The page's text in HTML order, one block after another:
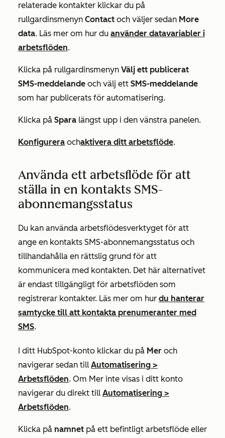
relaterade kontakter klickar du på
rullgardinsmenyn Contact och väljer sedan More
data. Läs mer om hur du använder datavariabler i
arbetsflöden.
Klicka på rullgardinsmenyn Välj ett publicerat
SMS-meddelande och välj ett SMS-meddelande
som har publicerats för automatisering.
Klicka på Spara längst upp i den vänstra panelen.
Konfigurera ochaktivera ditt arbetsflöde.
Använda ett arbetsflöde för att
ställa in en kontakts SMS-
abonnemangsstatus
Du kan använda arbetsflödesverktyget för att
ange en kontakts SMS-abonnemangsstatus och
tillhandahålla en rättslig grund för att
kommunicera med kontakten. Det här alternativet
är endast tillgängligt för arbetsflöden som
registrerar kontakter. Läs mer om hur du hanterar
samtycke till att kontakta prenumeranter med
SMS.
I ditt HubSpot-konto klickar du på Mer och
navigerar sedan till Automatisering >
Arbetsflöden. Om Mer inte visas i ditt konto
navigerar du direkt till Automatisering >
Arbetsflöden.
Klicka på namnet på ett befintligt arbetsflöde eller